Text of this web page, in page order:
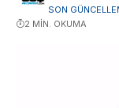
SON
2 MIN. OKUMA